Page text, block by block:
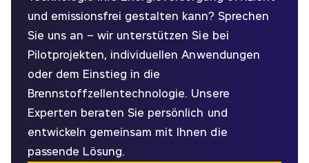
und emissionsfrei gestalten kann? Sprechen
Sie uns an – wir unterstützen Sie bei
Pilotprojekten, individuellen Anwendungen
oder dem Einstieg in die
Brennstoffzellentechnologie. Unsere
Experten beraten Sie persönlich und
entwickeln gemeinsam mit Ihnen die
passende Lösung.